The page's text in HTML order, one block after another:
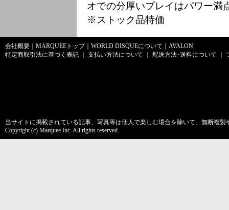
オでの分厚いプレイはパワー満
※ストック品特価
会社概要 MARQUEEトップ｜ WORLD DISQUEについて
AVALON
特定商取引法に基づく表記
支払い方法について 配送方法･送料について
当サイトに掲載されている記事、写真等は個人で楽しむ場合を除いて、無断複
Copyright (c) Marquee Inc. All rights reserved.